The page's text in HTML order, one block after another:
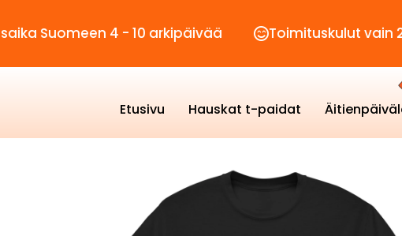
4 - 10 arkipäivää Toimituskulut vain 2,90€
Etusivu Hauskat t-paidat